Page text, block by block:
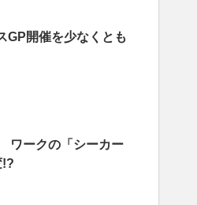
GP開催を少なくとも
ワークの「シーカー
!?